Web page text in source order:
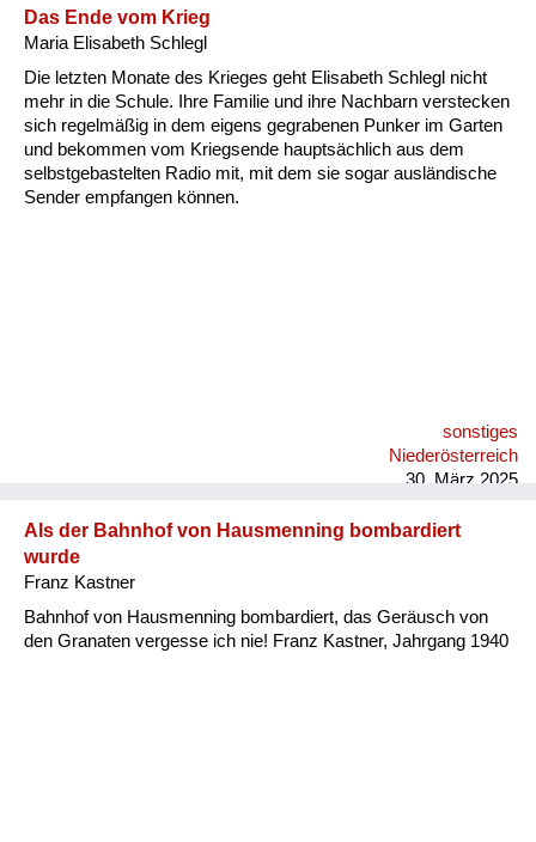
Das Ende vom Krieg
Maria Elisabeth Schlegl
Die letzten Monate des Krieges geht Elisabeth Schlegl nicht
mehr in die Schule. Ihre Familie und ihre Nachbarn verstecken
sich regelmäßig in dem eigens gegrabenen Punker im Garten
und bekommen vom Kriegsende hauptsächlich aus dem
selbstgebastelten Radio mit, mit dem sie sogar ausländische
Sender empfangen können.
sonstiges
Niederösterreich
30. März 2025
Als der Bahnhof von Hausmenning bombardiert
wurde
Franz Kastner
Bahnhof von Hausmenning bombardiert, das Geräusch von
den Granaten vergesse ich nie! Franz Kastner, Jahrgang 1940